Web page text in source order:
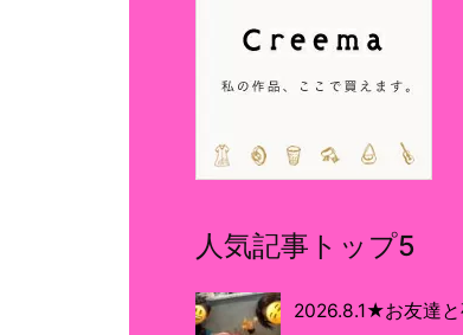
人気記事トップ5
2026.8.1★お友達